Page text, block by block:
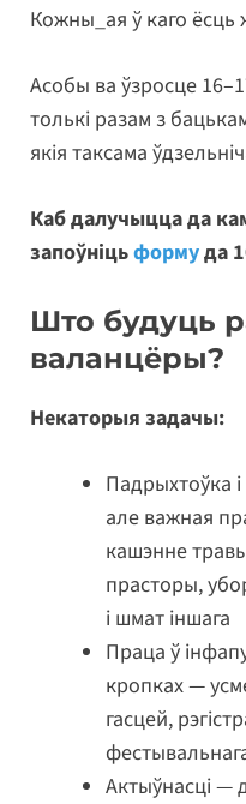
Кожны_ая ў каго ёсць
Асобы ва ўзросце
толькі разам з
якія таксама
Каб далучыцца да
запоўніцьформуда
Што будуць
валанцёры?
Некаторыя задачы:
Падрыхтоўка
але важная
кашэнне
прасторы,
і шмат іншага
Праца ў
кропках —
гасцей,
Актыўнасці —